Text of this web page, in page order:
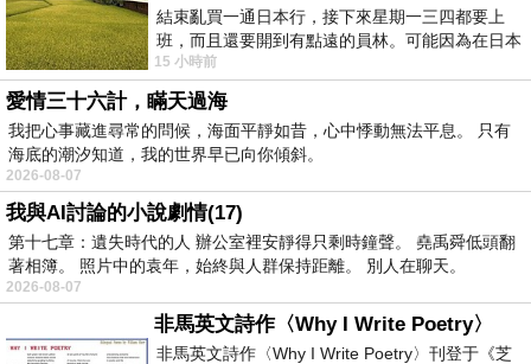
結束亂買一通日本行，接下來星期一三四都要上
班，而且還要開到有點遠的員林。可能因為在日本
花不少錢，星期一出門上班時，心裡沒有一
15 小時前
愛情三十六計，瞞天過海
我把心事藏進尋常的問候，海面平靜如昔，心中悸動無法平息。 只有
海底的潮汐知道，我的世界早已向你傾斜。
2026-08-07
我與AI討論的小說劇情(17)
第十七章：遺失時代的人 辦公室裡安靜得只剩時鐘聲。 堯禹舜低頭翻
著相簿。 照片中的袁年，始終與人群保持距離。 別人在聊天。
2026-08-07
非馬英文詩作〈Why I Write Poetry〉
非馬英文詩作〈Why I Write Poetry〉刊登于《芝